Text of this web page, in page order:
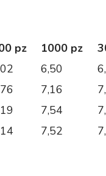
pz 1000 pz
6,50
7,16
7,54
7,52